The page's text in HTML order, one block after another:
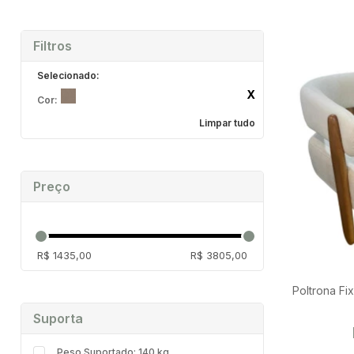
Inclusive, responsável pela mescla de estilos, sendo um
Filtros
Cor:
Limpar tudo
Preço
R$ 1435,00 R$ 3805,00
Suporta
Poltrona